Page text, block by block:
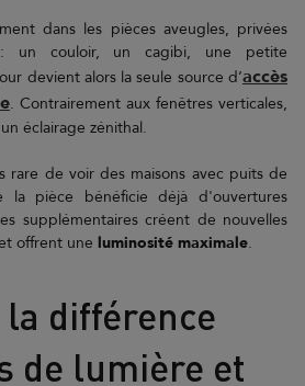
dans les pièces aveugles, privées
: un couloir, un cagibi, une petite
devient alors la seule source d’accès
. Contrairement aux fenêtres verticales,
éclairage zénithal.
rare de voir des maisons avec puits de
la pièce bénéficie déjà d'ouvertures
supplémentaires créent de nouvelles
offrent une luminosité maximale.
différence
de lumière et